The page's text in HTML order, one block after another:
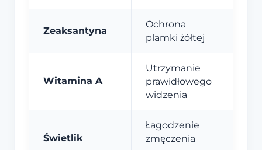
Zeaksantyna
Ochrona
plamki żółtej
Witamina A
Utrzymanie
prawidłowego
widzenia
Świetlik
Łagodzenie
zmęczenia